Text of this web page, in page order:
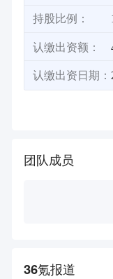
持股比例：
认缴出资额：
认缴出资日期：
团队成员
36氪报道